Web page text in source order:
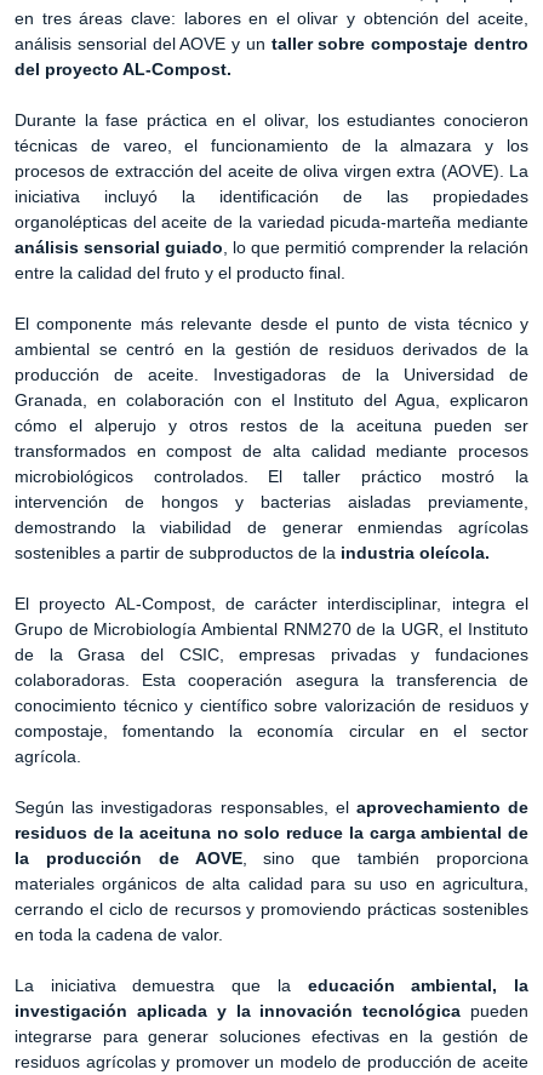
en tres áreas clave: labores en el olivar y obtención del aceite,
análisis sensorial del AOVE y un taller sobre compostaje dentro
del proyecto AL-Compost.
Durante la fase práctica en el olivar, los estudiantes conocieron
técnicas de vareo, el funcionamiento de la almazara y los
procesos de extracción del aceite de oliva virgen extra (AOVE). La
iniciativa incluyó la identificación de las propiedades
organolépticas del aceite de la variedad picuda-marteña mediante
análisis sensorial guiado , lo que permitió comprender la relación
entre la calidad del fruto y el producto final.
El componente más relevante desde el punto de vista técnico y
ambiental se centró en la gestión de residuos derivados de la
producción de aceite. Investigadoras de la Universidad de
Granada, en colaboración con el Instituto del Agua, explicaron
cómo el alperujo y otros restos de la aceituna pueden ser
transformados en compost de alta calidad mediante procesos
microbiológicos controlados. El taller práctico mostró la
intervención de hongos y bacterias aisladas previamente,
demostrando la viabilidad de generar enmiendas agrícolas
sostenibles a partir de subproductos de la industria oleícola.
El proyecto AL-Compost, de carácter interdisciplinar, integra el
Grupo de Microbiología Ambiental RNM270 de la UGR, el Instituto
de la Grasa del CSIC, empresas privadas y fundaciones
colaboradoras. Esta cooperación asegura la transferencia de
conocimiento técnico y científico sobre valorización de residuos y
compostaje, fomentando la economía circular en el sector
agrícola.
Según las investigadoras responsables, el aprovechamiento de
residuos de la aceituna no solo reduce la carga ambiental de
la producción de AOVE, sino que también proporciona
materiales orgánicos de alta calidad para su uso en agricultura,
cerrando el ciclo de recursos y promoviendo prácticas sostenibles
en toda la cadena de valor.
La iniciativa demuestra que la educación ambiental, la
investigación aplicada y la innovación tecnológica pueden
integrarse para generar soluciones efectivas en la gestión de
residuos agrícolas y promover un modelo de producción de aceite